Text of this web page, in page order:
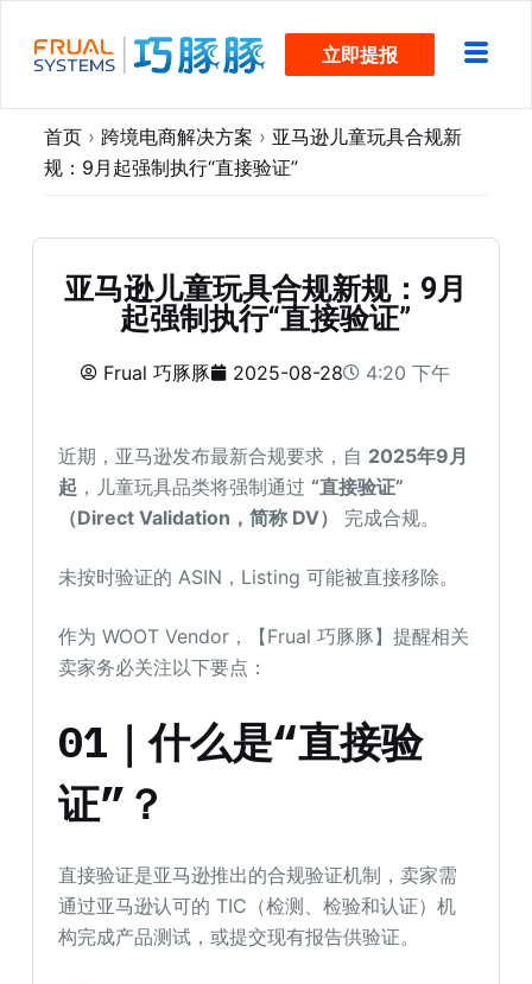
过
立即提报
首页 › 跨境电商解决方案 › 亚马逊儿童玩具合规新
规：9月起强制执行“直接验证”
亚马逊儿童玩具合规新规：9月
起强制执行“直接验证”
Frual 巧豚豚 2025-08-28 4:20 下午
近期，亚马逊发布最新合规要求，自 2025年9月
起 ，儿童玩具品类将强制通过 “直接验证”
（Direct Validation，简称 DV）
完成合规。
未按时验证的 ASIN，Listing 可能被直接移除。
作为 WOOT Vendor，【Frual 巧豚豚】提醒相关
卖家务必关注以下要点：
01｜什么是“直接验
证”？
直接验证是亚马逊推出的合规验证机制，卖家需
通过亚马逊认可的 TIC（检测、检验和认证）机
构完成产品测试，或提交现有报告供验证。